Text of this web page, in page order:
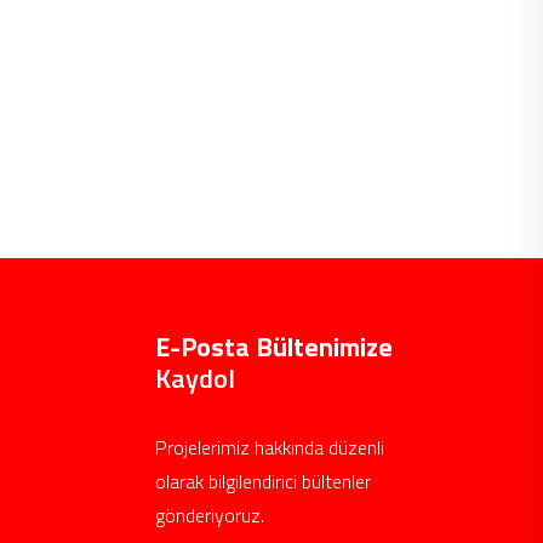
E-Posta Bültenimize
Kaydol
Projelerimiz hakkında düzenli
olarak bilgilendirici bültenler
gönderiyoruz.